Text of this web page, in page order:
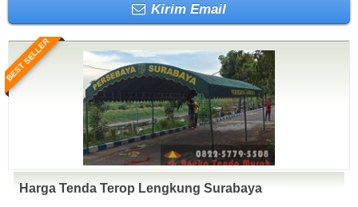
Kirim Email
BEST SELLER
Harga Tenda Terop Lengkung Surabaya